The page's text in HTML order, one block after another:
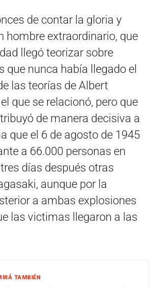
de contar la gloria y
hombre extraordinario, que
llegó teorizar sobre
que nunca había llegado el
las teorías de Albert
que se relacionó, pero que
de manera decisiva a
que el 6 de agosto de 1945
a 66.000 personas en
días después otras
aunque por la
a ambas explosiones
las victimas llegaron a las
TAMBIÉN